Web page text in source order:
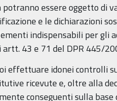
potranno essere oggetto di
e le dichiarazioni
indispensabili per gli
43 e 71 del DPR 445/
effettuare idonei controlli
ricevute e, oltre alla
conseguenti sulla